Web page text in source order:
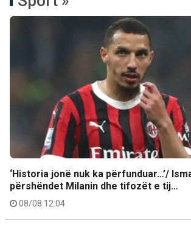
‘Historia jonë nuk ka përfunduar…’/
përshëndet Milanin dhe tifozët e tij…
08/08 12:04